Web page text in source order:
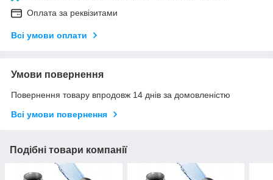
Оплата за реквізитами
Всі умови оплати
Умови повернення
Повернення товару впродовж 14 днів за домовленістю
Всі умови повернення
Подібні товари компанії